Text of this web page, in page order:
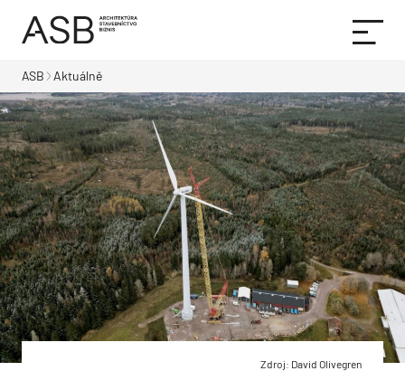
ASB Aktuálně
Zdroj: David Olivegren